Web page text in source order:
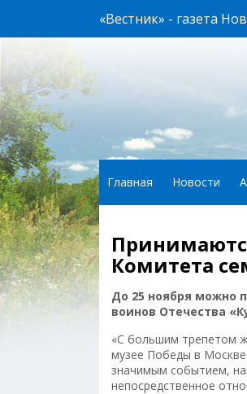
«Вестник» - газета
Главная Новости
Комитета
До 25 ноября можно
воинов Отечества
«С большим трепетом
музее Победы в
значимым событием,
непосредственное